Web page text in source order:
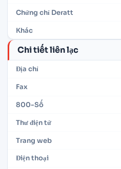
Chứng chỉ Deratt
Khác
Chi tiết liên lạc
Địa chỉ
Fax
800-Số
Thư điện tử
Trang web
Điện thoại